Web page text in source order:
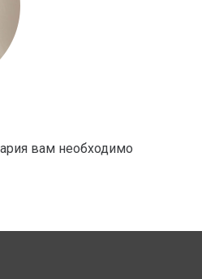
вам необходимо